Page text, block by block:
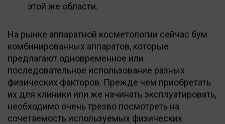
этой же области.
На рынке аппаратной косметологии сейчас бум
комбинированных аппаратов, которые
предлагают одновременное или
последовательное использование разных
физических факторов. Прежде чем приобретать
их для клиники или же начинать эксплуатировать,
необходимо очень трезво посмотреть на
сочетаемость используемых физических